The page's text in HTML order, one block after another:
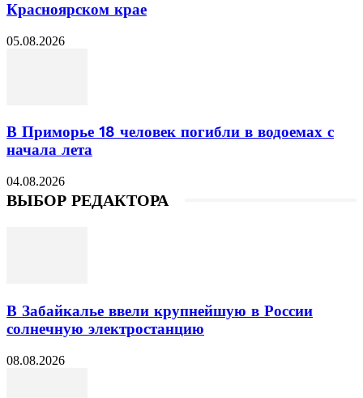
Красноярском крае
05.08.2026
В Приморье 18 человек погибли в водоемах с
начала лета
04.08.2026
ВЫБОР РЕДАКТОРА
В Забайкалье ввели крупнейшую в России
солнечную электростанцию
08.08.2026